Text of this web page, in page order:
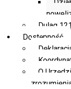
Dulag 121
Dostępność
O